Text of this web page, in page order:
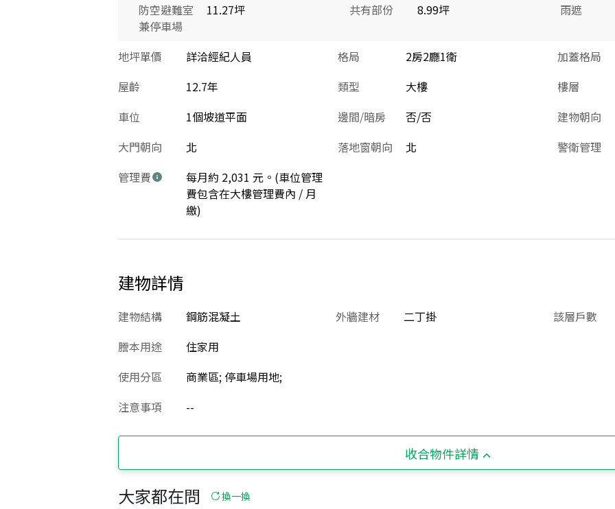
防空避難室
兼停車場
11.27坪 共有部份 8.99坪 雨遮
地坪單價 詳洽經紀人員 格局 2房2廳1衛
加蓋格局
屋齡
12.7年 類型 大樓
樓層
車位
1個坡道平面 邊間/暗房 否/否
建物朝向
大門朝向
北 落地窗朝向 北
警衛管理
管理費
每月約 2,031 元。(車位管理
費包含在大樓管理費內 / 月
繳)
建物詳情
建物結構 鋼筋混凝土 外牆建材 二丁掛
該層戶數
謄本用途
住家用
使用分區
商業區; 停車場用地;
注意事項
--
收合物件詳情
大家都在問 換一換